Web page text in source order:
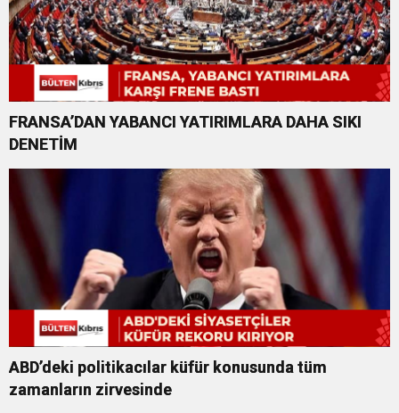
FRANSA’DAN YABANCI YATIRIMLARA DAHA SIKI
DENETİM
ABD’deki politikacılar küfür konusunda tüm
zamanların zirvesinde